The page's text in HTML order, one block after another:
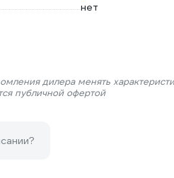
нет
дилера менять
публичной офертой